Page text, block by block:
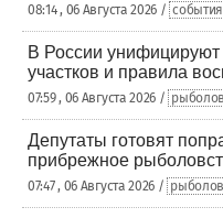
08:14 , 06 Августа 2026 / события
В России
участков и правила
07:59 , 06 Августа 2026 /
Депутаты готовят
прибрежное
07:47 , 06 Августа 2026 /